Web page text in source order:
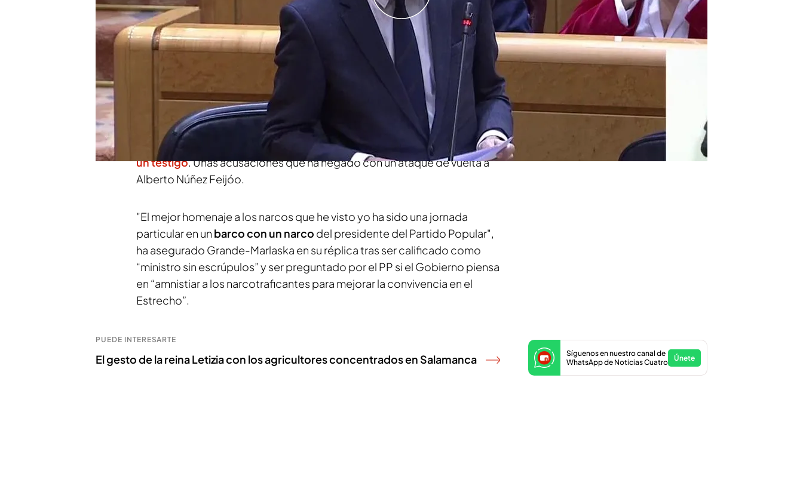
Compartir
El ministro del Interior,Fernando Grande-Marlaska
, ha protagonizado un
con el senador del PP
. Grande-Marlaska ha
recibido críticas por prohibirle a los agentes de la Guardia Civil acudir a los
homenajes de los dos compañeros asesinados
en Barbate, donde hubo
un testigo. Unas acusaciones que ha negado con un ataque de vuelta a
Alberto Núñez Feijóo.
"El mejor homenaje a los narcos que he visto yo ha sido una jornada
particular en un barco con un narco del presidente del Partido Popular",
ha asegurado Grande-Marlaska en su réplica tras ser calificado como
“ministro sin escrúpulos” y ser preguntado por el PP si el Gobierno piensa
en “amnistiar a los narcotraficantes para mejorar la convivencia en el
Estrecho”.
PUEDE INTERESARTE
El gesto de la reina Letizia con los agricultores concentrados en Salamanca
Síguenos en nuestro canal de
WhatsApp de Noticias Cuatro
Únete